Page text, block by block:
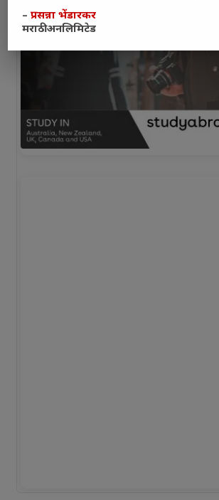
–प्रसन्ना भेंडारकर
मराठी अनलिमिटेड